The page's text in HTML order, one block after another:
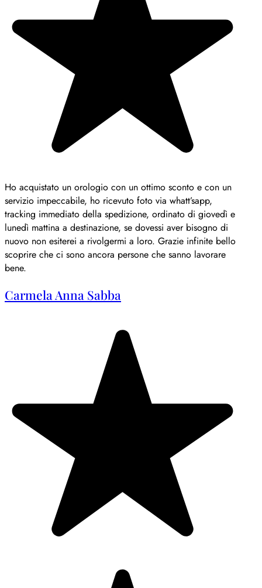
Ho acquistato un orologio con un ottimo sconto e con un
servizio impeccabile, ho ricevuto foto via whatt’sapp,
tracking immediato della spedizione, ordinato di giovedì e
lunedì mattina a destinazione, se dovessi aver bisogno di
nuovo non esiterei a rivolgermi a loro. Grazie infinite bello
scoprire che ci sono ancora persone che sanno lavorare
bene.
Carmela Anna Sabba